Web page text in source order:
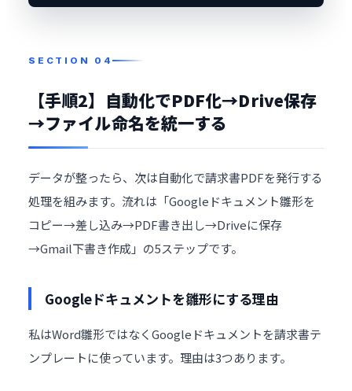
【手順2】自動化でPDF化→Drive保存
→ファイル命名を統一する
データが整ったら、次は自動化で請求書PDFを発行する
処理を組みます。流れは「Googleドキュメント雛形を
コピー→差し込み→PDF書き出し→Driveに保存
→Gmail下書き作成」の5ステップです。
Googleドキュメントを雛形にする理由
私はWord雛形ではなくGoogleドキュメントを請求書テ
ンプレートに使っています。理由は3つあります。